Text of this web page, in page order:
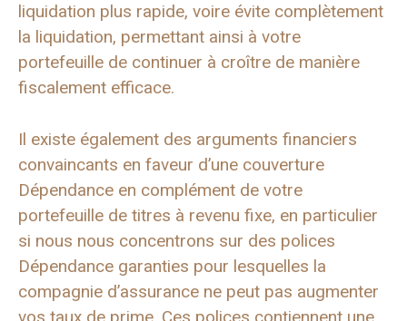
liquidation plus rapide, voire évite complètement
la liquidation, permettant ainsi à votre
portefeuille de continuer à croître de manière
fiscalement efficace.
Il existe également des arguments financiers
convaincants en faveur d’une couverture
Dépendance en complément de votre
portefeuille de titres à revenu fixe, en particulier
si nous nous concentrons sur des polices
Dépendance garanties pour lesquelles la
compagnie d’assurance ne peut pas augmenter